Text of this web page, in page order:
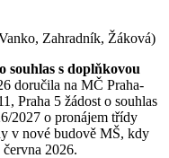
Zahradník, Žáková)
souhlas s doplňkovou
doručila na MČ Praha-
Praha 5 žádost o souhlas
2027 o pronájem třídy
v nové budově MŠ, kdy
2026.